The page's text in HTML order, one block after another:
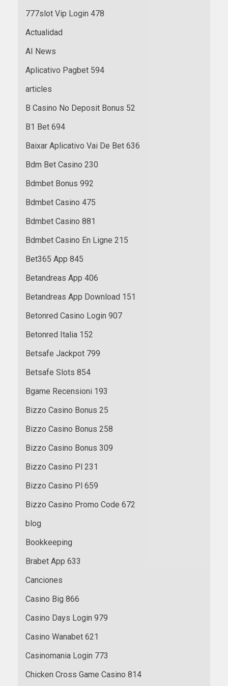
777slot Vip Login 478
Actualidad
AI News
Aplicativo Pagbet 594
articles
B Casino No Deposit Bonus 52
B1 Bet 694
Baixar Aplicativo Vai De Bet 636
Bdm Bet Casino 230
Bdmbet Bonus 992
Bdmbet Casino 475
Bdmbet Casino 881
Bdmbet Casino En Ligne 215
Bet365 App 845
Betandreas App 406
Betandreas App Download 151
Betonred Casino Login 907
Betonred Italia 152
Betsafe Jackpot 799
Betsafe Slots 854
Bgame Recensioni 193
Bizzo Casino Bonus 25
Bizzo Casino Bonus 258
Bizzo Casino Bonus 309
Bizzo Casino Pl 231
Bizzo Casino Pl 659
Bizzo Casino Promo Code 672
blog
Bookkeeping
Brabet App 633
Canciones
Casino Big 866
Casino Days Login 979
Casino Wanabet 621
Casinomania Login 773
Chicken Cross Game Casino 814